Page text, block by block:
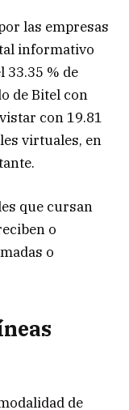
las empresas
informativo
33.35 % de
de Bitel con
con 19.81
virtuales, en
que cursan
o
o
de